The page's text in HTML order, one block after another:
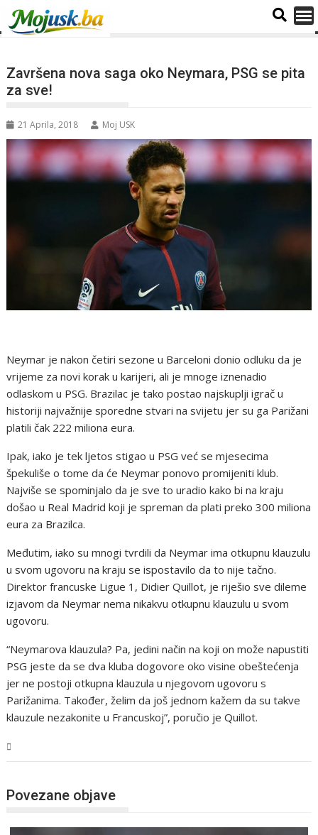
Završena nova saga oko Neymara, PSG se pita
za sve!
21 Aprila, 2018 Moj USK
Neymar je nakon četiri sezone u Barceloni donio odluku da je
vrijeme za novi korak u karijeri, ali je mnoge iznenadio
odlaskom u PSG. Brazilac je tako postao najskuplji igrač u
historiji najvažnije sporedne stvari na svijetu jer su ga Parižani
platili čak 222 miliona eura.
Ipak, iako je tek ljetos stigao u PSG već se mjesecima
špekuliše o tome da će Neymar ponovo promijeniti klub.
Najviše se spominjalo da je sve to uradio kako bi na kraju
došao u Real Madrid koji je spreman da plati preko 300 miliona
eura za Brazilca.
Međutim, iako su mnogi tvrdili da Neymar ima otkupnu klauzulu
u svom ugovoru na kraju se ispostavilo da to nije tačno.
Direktor francuske Ligue 1, Didier Quillot, je riješio sve dileme
izjavom da Neymar nema nikakvu otkupnu klauzulu u svom
ugovoru.
“Neymarova klauzula? Pa, jedini način na koji on može napustiti
PSG jeste da se dva kluba dogovore oko visine obeštećenja
jer ne postoji otkupna klauzula u njegovom ugovoru s
Parižanima. Također, želim da još jednom kažem da su takve
klauzule nezakonite u Francuskoj”, poručio je Quillot.
Povezane objave